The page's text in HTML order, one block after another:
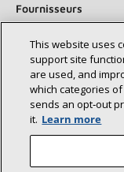
Fournisseurs
Salle de presse
Communiquez
This website uses
support site
are used, and
which categories
sends an opt‑out
it. Learn more